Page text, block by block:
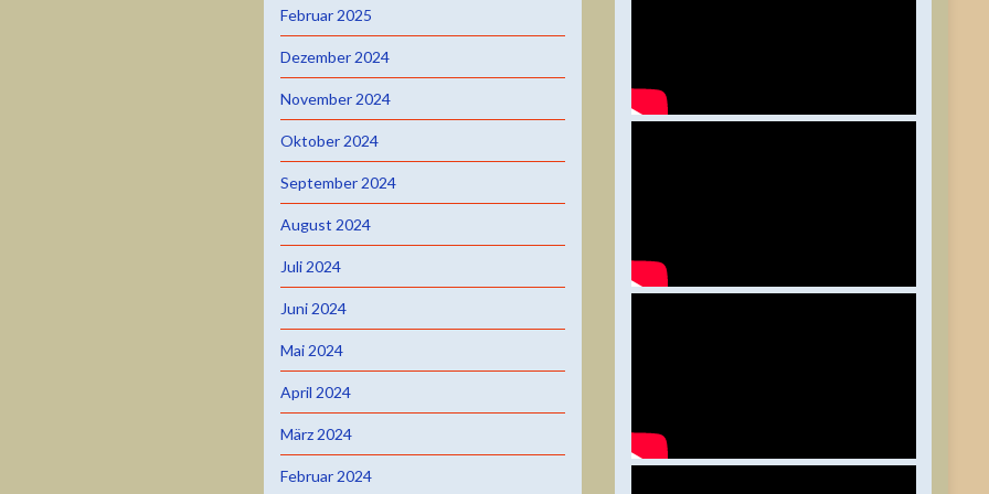
Februar 2025
Dezember 2024
November 2024
Oktober 2024
September 2024
August 2024
Juli 2024
Juni 2024
Mai 2024
April 2024
März 2024
Februar 2024